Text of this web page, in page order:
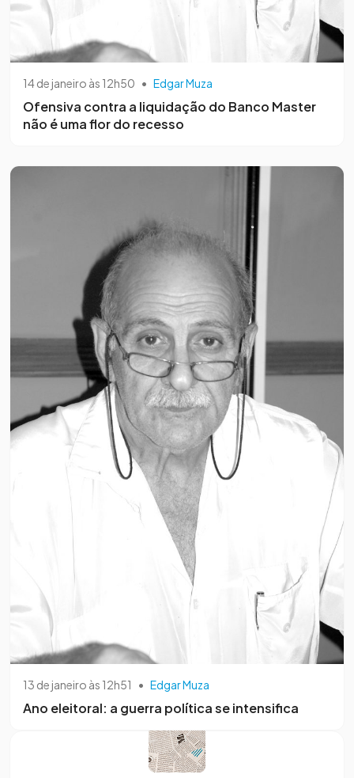
14 de janeiro às 12h50 • Edgar Muza
Ofensiva contra a liquidação do Banco Master
não é uma flor do recesso
13 de janeiro às 12h51 • Edgar Muza
Ano eleitoral: a guerra política se intensifica